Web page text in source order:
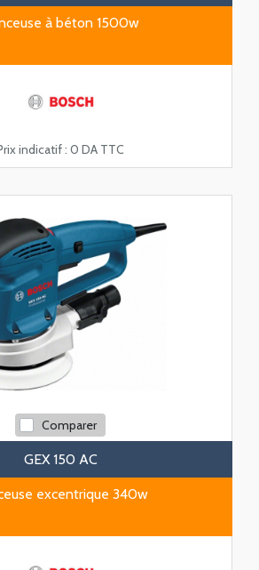
à béton 1500w
indicatif : 0 DA TTC
Comparer
GEX 150 AC
excentrique 340w